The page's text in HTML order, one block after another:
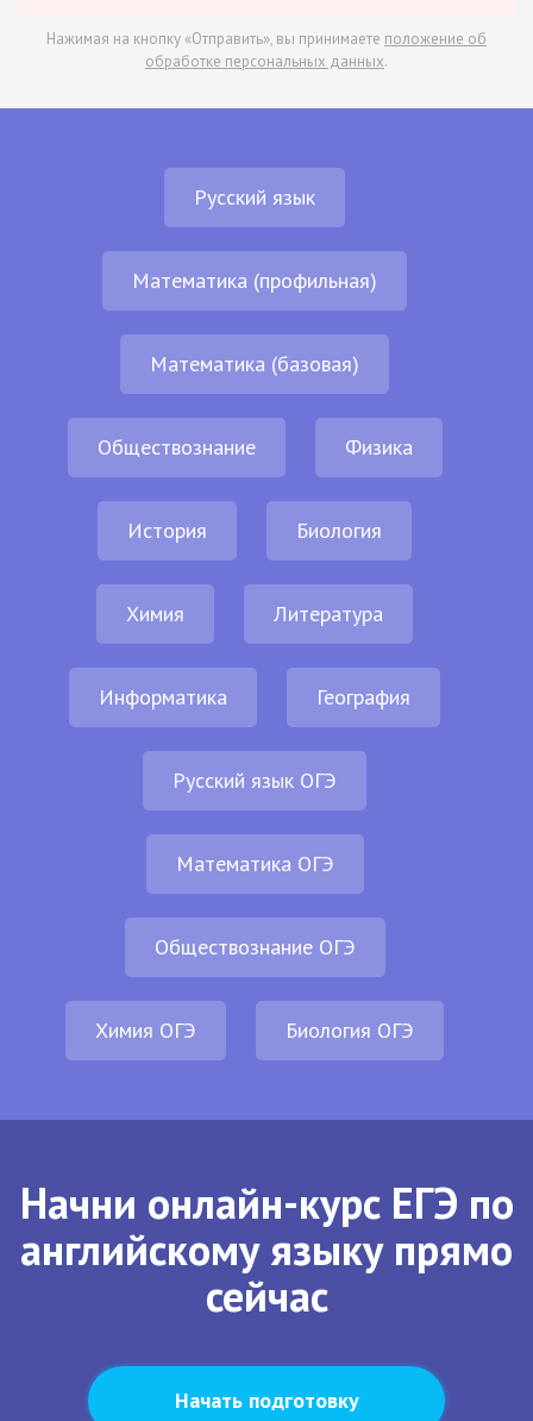
Нажимая на кнопку «Отправить», вы принимаете положение об
обработке персональных данных.
Русский язык
Математика (профильная)
Математика (базовая)
Обществознание Физика
История Биология
Химия Литература
Информатика География
Русский язык ОГЭ
Математика ОГЭ
Обществознание ОГЭ
Химия ОГЭ Биология ОГЭ
Начни онлайн-курс ЕГЭ по
английскому языку прямо
сейчас
Начать подготовку